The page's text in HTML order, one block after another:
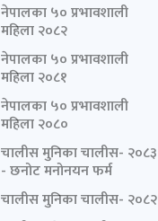
नेपालका ५० प्रभावशाली
महिला २०८२
नेपालका ५० प्रभावशाली
महिला २०८१
नेपालका ५० प्रभावशाली
महिला २०८०
चालीस मुनिका चालीस- २०८३
- छनोट मनोनयन फर्म
चालीस मुनिका चालीस- २०८२